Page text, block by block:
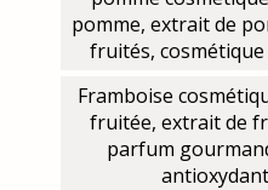
pomme, extrait de
fruités,
Framboise
fruitée, extrait de
parfum